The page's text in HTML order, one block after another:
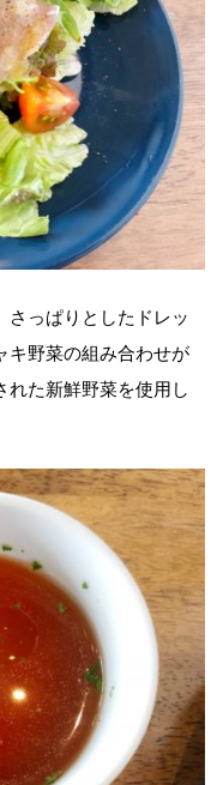
っぱりとしたドレッ
キ野菜の組み合わせが
た新鮮野菜を使用し